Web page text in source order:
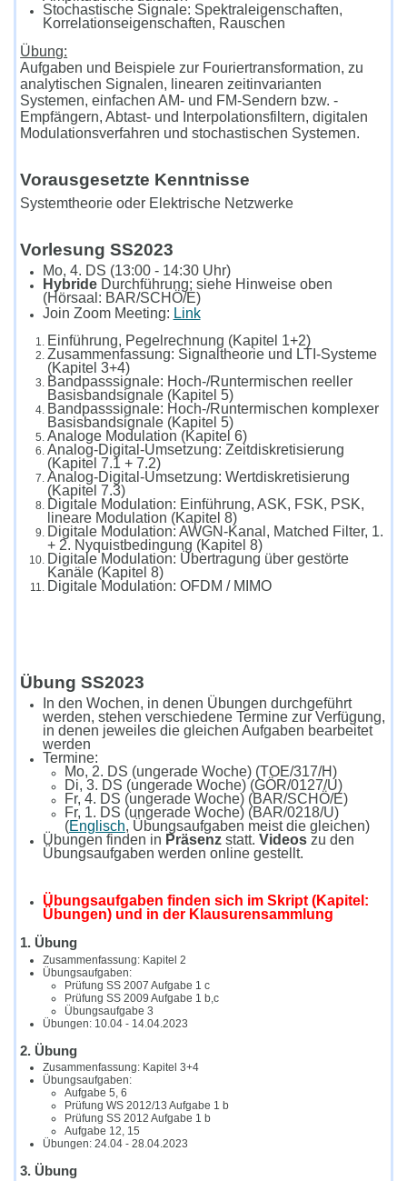
Stochastische Signale: Spektraleigenschaften,
Korrelationseigenschaften, Rauschen
Übung:
Aufgaben und Beispiele zur Fouriertransformation, zu
analytischen Signalen, linearen zeitinvarianten
Systemen, einfachen AM- und FM-Sendern bzw. -
Empfängern, Abtast- und Interpolationsfiltern, digitalen
Modulationsverfahren und stochastischen Systemen.​​
Vorausgesetzte Kenntnisse
​Systemtheorie oder Elektrische Netzwerke
Vorlesung SS2023
Mo, 4. DS (13:00 - 14:30 Uhr)
HybrideDurchführung; siehe Hinweise oben
(Hörsaal: BAR/SCHÖ/E)
Join Zoom Meeting: Link
Einführung, Pegelrechnung (Kapitel 1+2)
Zusammenfassung: Signaltheorie und LTI-Systeme
(Kapitel 3+4)
Bandpasssignale: Hoch-/Runtermischen reeller
Basisbandsignale (Kapitel 5)
Bandpasssignale: Hoch-/Runtermischen komplexer
Basisbandsignale (Kapitel 5)
Analoge Modulation (Kapitel 6)
Analog-Digital-Umsetzung: Zeitdiskretisierung
(Kapitel 7.1 + 7.2)
Analog-Digital-Umsetzung: Wertdiskretisierung
(Kapitel 7.3)
Digitale Modulation: Einführung, ASK, FSK, PSK,
lineare Modulation (Kapitel 8)
Digitale Modulation: AWGN-Kanal, Matched Filter, 1.
+ 2. Nyquistbedingung (Kapitel 8)
Digitale Modulation: Übertragung über gestörte
Kanäle (Kapitel 8)
Digitale Modulation: OFDM / MIMO
Übung SS2023
In den Wochen, in denen Übungen durchgeführt
werden, stehen verschiedene Termine zur Verfügung,
in denen jeweiles die gleichen Aufgaben bearbeitet
werden
Termine:
Mo, 2. DS (ungerade Woche) (TOE/317/H)
Di, 3. DS (ungerade Woche) (GÖR/0127/U)
Fr, 4. DS (ungerade Woche) (BAR/SCHÖ/E)
Fr, 1. DS (ungerade Woche) (BAR/0218/U)
(Englisch, Übungsaufgaben meist die gleichen)
Übungen finden in Präsenzstatt. Videoszu den
Übungsaufgaben werden online gestellt.
Übungsaufgaben finden sich im Skript (Kapitel:
Übungen) und in der Klausurensammlung
1. Übung
Zusammenfassung: Kapitel 2
Übungsaufgaben:
Prüfung SS 2007 Aufgabe 1 c
Prüfung SS 2009 Aufgabe 1 b,c
Übungsaufgabe 3
Übungen: 10.04 - 14.04.2023
2. Übung
Zusammenfassung: Kapitel 3+4
Übungsaufgaben:
Aufgabe 5, 6
Prüfung WS 2012/13 Aufgabe 1 b
Prüfung SS 2012 Aufgabe 1 b
Aufgabe 12, 15
Übungen: 24.04 - 28.04.2023
3. Übung